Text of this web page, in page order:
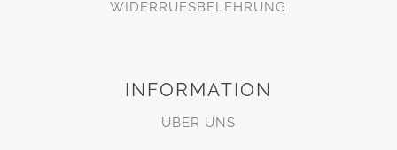
WIDERRUFSBELEHRUNG
INFORMATION
ÜBER UNS